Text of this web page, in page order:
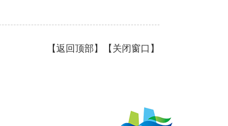
【返回顶部 】【 关闭窗口 】